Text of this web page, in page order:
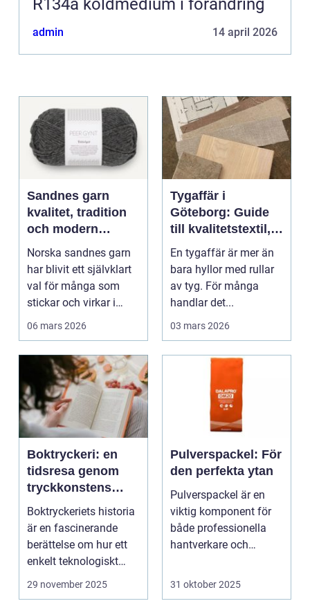
R134a köldmedium i förändring
admin 14 april 2026
Sandnes garn
kvalitet, tradition
och modern
stickglädje
Norska sandnes garn
har blivit ett självklart
val för många som
stickar och virkar i
Sverige. Kombin...
06 mars 2026
Tygaffär i
Göteborg: Guide
till kvalitetstextil,
sömnad och
inredning
En tygaffär är mer än
bara hyllor med rullar
av tyg. För många
handlar det...
03 mars 2026
Boktryckeri: en
tidsresa genom
tryckkonstens
värld
Boktryckeriets historia
är en fascinerande
berättelse om hur ett
enkelt teknologiskt
genom...
29 november 2025
Pulverspackel: För
den perfekta ytan
Pulverspackel är en
viktig komponent för
både professionella
hantverkare och
31 oktober 2025